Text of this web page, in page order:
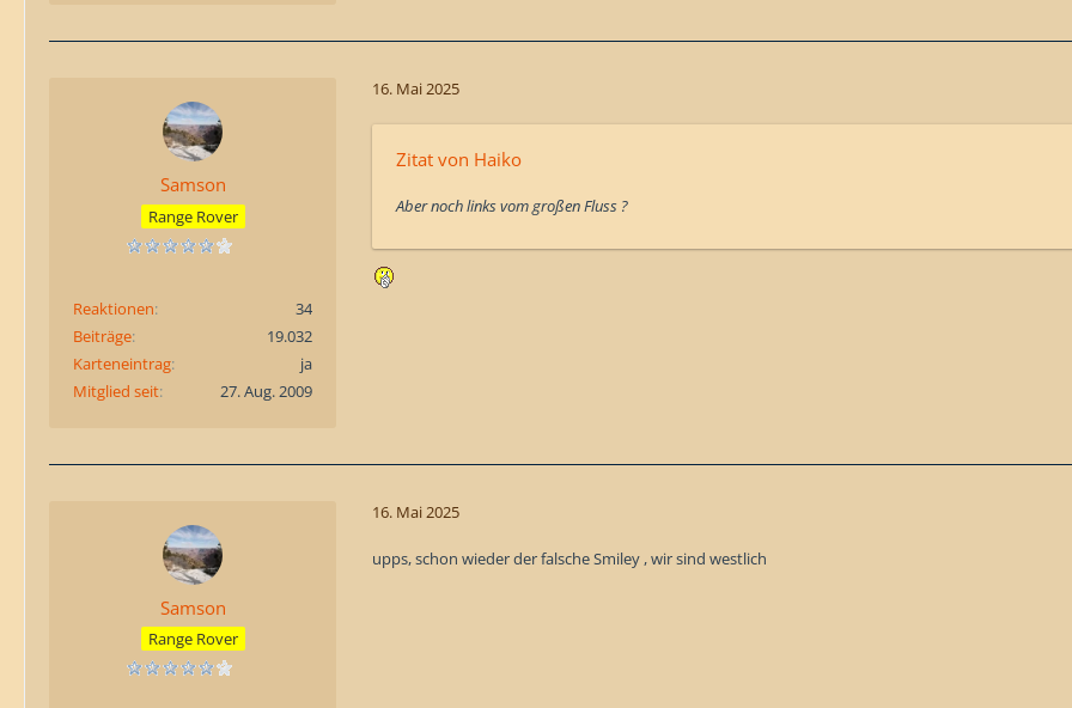
Samson
Range Rover
Reaktionen
34
Beiträge
19.032
Karteneintrag
ja
Mitglied seit
27. Aug. 2009
16. Mai 2025
Zitat von Haiko
Aber noch links vom großen Fluss ?
Samson
Range Rover
16. Mai 2025
upps, schon wieder der falsche Smiley , wir sind westlich